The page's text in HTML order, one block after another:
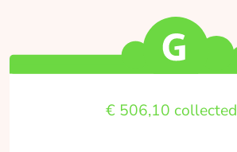
€ 506,10 collected